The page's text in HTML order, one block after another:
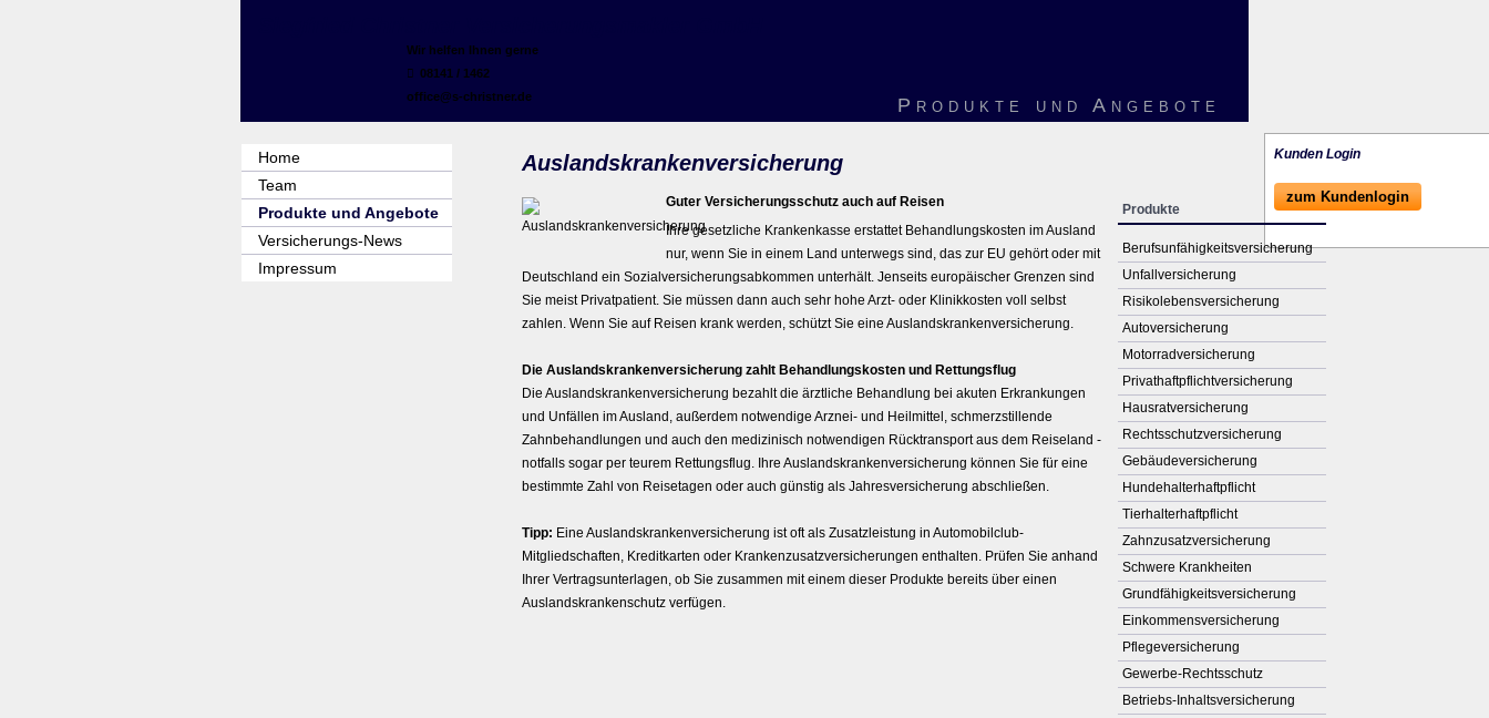
Wir helfen Ihnen gerne
08141 / 1462
office@s-christner.de
Produkte und Angebote
Home
Team
Produkte und Angebote
Versicherungs-News
Impressum
Kunden Login
zum Kundenlogin
Produkte
Berufs­unfähig­keitsversicherung
Unfall­ver­si­che­rung
Risiko­lebens­ver­si­che­rung
Auto­ver­si­che­rung
Motor­rad­ver­sicherung
Privathaftpflichtversicherung
Haus­rat­ver­si­che­rung
Rechts­schutz­ver­si­che­rung
Ge­bäude­ver­si­che­rung
Hunde­halter­haft­pflicht
Tierhalterhaftpflicht
Zahn­zu­satz­ver­si­che­rung
Schwe­re Krank­hei­ten
Grundfähigkeitsversicherung
Einkommensversicherung
Pflege­ver­si­che­rung
Gewerbe-Rechtsschutz
Betriebs-Inhaltsversicherung
Auslandskrankenversicherung
Guter Versicherungsschutz auch auf Reisen
Ihre gesetzliche Krankenkasse erstattet Behandlungskosten im Ausland
nur, wenn Sie in einem Land unterwegs sind, das zur EU gehört oder mit
Deutschland ein Sozialversicherungsabkommen unterhält. Jenseits europäischer Grenzen sind
Sie meist Privatpatient. Sie müssen dann auch sehr hohe Arzt- oder Klinikkosten voll selbst
zahlen. Wenn Sie auf Reisen krank werden, schützt Sie eine Auslandskrankenversicherung.
Die Auslandskrankenversicherung zahlt Behandlungskosten und Rettungsflug
Die Auslandskrankenversicherung bezahlt die ärztliche Behandlung bei akuten Erkrankungen
und Unfällen im Ausland, außerdem notwendige Arznei- und Heilmittel, schmerzstillende
Zahnbehandlungen und auch den medizinisch notwendigen Rücktransport aus dem Reiseland -
notfalls sogar per teurem Rettungsflug. Ihre Auslandskrankenversicherung können Sie für eine
bestimmte Zahl von Reisetagen oder auch günstig als Jahresversicherung abschließen.
Tipp: Eine Auslandskrankenversicherung ist oft als Zusatzleistung in Automobilclub-
Mitgliedschaften, Kredit­karten oder Kranken­zusatz­ver­si­che­rungen enthalten. Prüfen Sie anhand
Ihrer Vertragsunterlagen, ob Sie zusammen mit einem dieser Produkte bereits über einen
Auslandskrankenschutz verfügen.